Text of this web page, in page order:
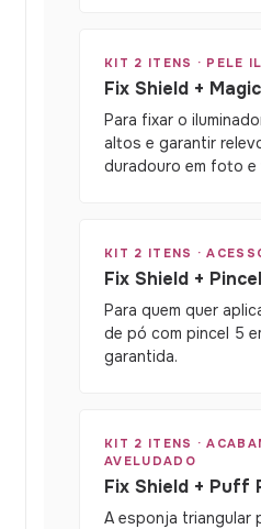
KIT 2 ITENS · PELE
Fix Shield +
Para fixar o
altos e garantir
duradouro em foto e
KIT 2 ITENS ·
Fix Shield +
Para quem quer
de pó com pincel 5
garantida.
KIT 2 ITENS ·
AVELUDADO
Fix Shield + Puff
A esponja triangular